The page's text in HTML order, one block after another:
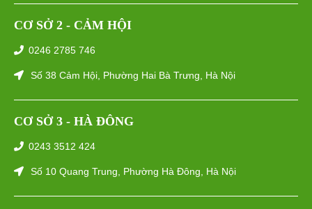
CƠ SỞ 2 - CẢM HỘI
0246 2785 746
Số 38 Cảm Hội, Phường Hai Bà Trưng, Hà Nội
CƠ SỞ 3 - HÀ ĐÔNG
0243 3512 424
Số 10 Quang Trung, Phường Hà Đông, Hà Nội